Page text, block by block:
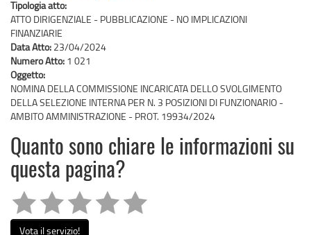
Tipologia atto:
ATTO DIRIGENZIALE - PUBBLICAZIONE - NO IMPLICAZIONI
FINANZIARIE
Data Atto: 23/04/2024
Numero Atto: 1 021
Oggetto:
NOMINA DELLA COMMISSIONE INCARICATA DELLO SVOLGIMENTO
DELLA SELEZIONE INTERNA PER N. 3 POSIZIONI DI FUNZIONARIO -
AMBITO AMMINISTRAZIONE - PROT. 19934/2024
Quanto sono chiare le informazioni su
questa pagina?
Vota il servizio!